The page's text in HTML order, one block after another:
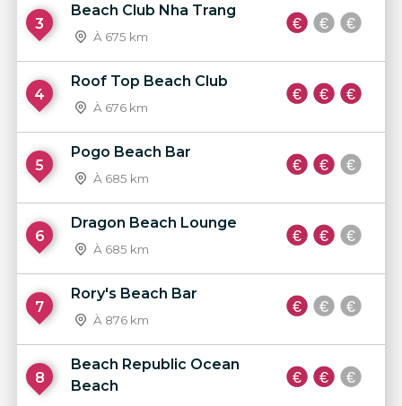
3
Beach Club Nha Trang
À 675 km
4
Roof Top Beach Club
À 676 km
5
Pogo Beach Bar
À 685 km
6
Dragon Beach Lounge
À 685 km
7
Rory's Beach Bar
À 876 km
8
Beach Republic Ocean
Beach